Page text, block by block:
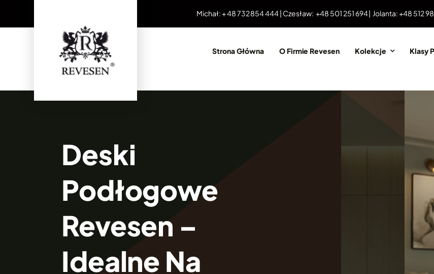
Michał: + 48 732 854 444 | Czesław: +48 501 251 694 | Jolanta: +48 512
Strona Główna O Firmie Revesen Kolekcje Klasy
Deski
Podłogowe
Revesen –
Idealne Na